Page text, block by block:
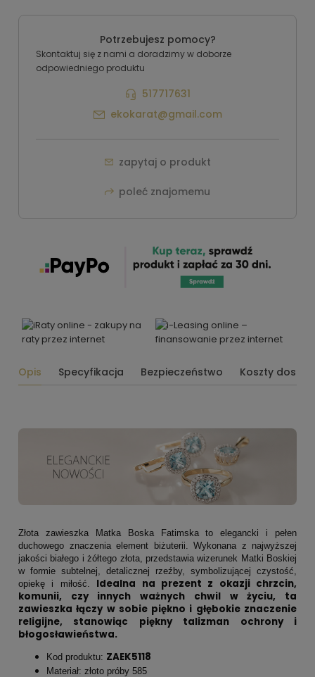
Potrzebujesz pomocy?
Skontaktuj się z nami a doradzimy w doborze
odpowiedniego produktu
517717631
ekokarat@gmail.com
zapytaj o produkt
poleć znajomemu
Opis Specyfikacja Bezpieczeństwo Koszty
Złota zawieszka Matka Boska Fatimska to elegancki i pełen
duchowego znaczenia element biżuterii. Wykonana z najwyższej
jakości białego i żółtego złota, przedstawia wizerunek Matki Boskiej
w formie subtelnej, detalicznej rzeźby, symbolizującej czystość,
opiekę i miłość. Idealna na prezent z okazji chrzcin,
komunii, czy innych ważnych chwil w życiu, ta
zawieszka łączy w sobie piękno i głębokie znaczenie
religijne, stanowiąc piękny talizman ochrony i
błogosławieństwa.
Kod produktu: ZAEK5118
Materiał: złoto próby 585